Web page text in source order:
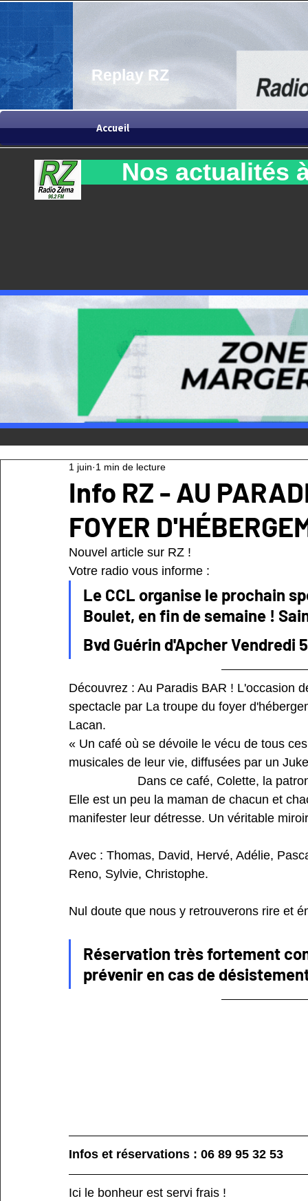
Replay RZ
Accueil
Nos actualités
Info RZ - AU
FOYER
1 juin 1 min de lecture
Nouvel article sur RZ !
Votre radio vous informe :
Le CCL organise le prochain
Boulet, en fin de semaine !
Bvd Guérin d'Apcher Vendredi
Découvrez : Au Paradis BAR ! L'occasion
spectacle par La troupe du foyer
Lacan.
« Un café où se dévoile le vécu de tous
musicales de leur vie,
Dans ce café, Colette, la
Elle est un peu la maman de chacun et
manifester leur détresse. Un véritable
Avec : Thomas, David, Hervé, Adélie,
Reno, Sylvie, Christophe.
Nul doute que nous y retrouverons rire et
Réservation très fortement
prévenir en cas de
Infos et réservations : 06 89 95 32 53
Ici le bonheur est servi frais !